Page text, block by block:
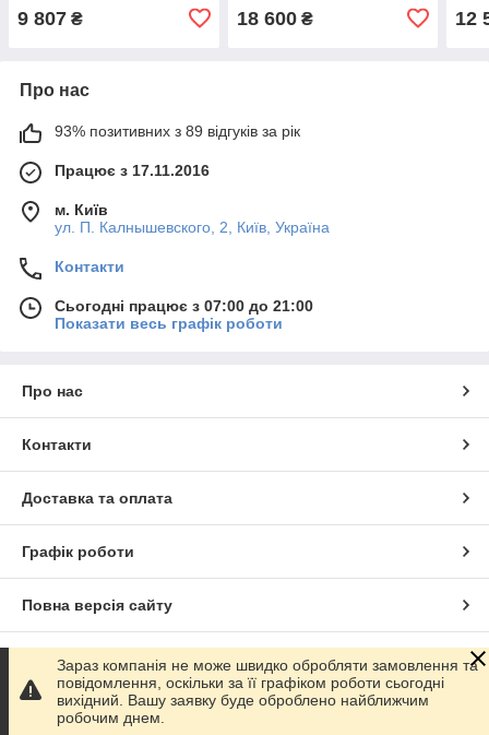
9 807 ₴ 18 600₴ 12
Про нас
93% позитивних з 89 відгуків за рік
Працює з 17.11.2016
м. Київ
ул. П. Калнышевского, 2, Київ, Україна
Контакти
Сьогодні працює з 07:00 до 21:00
Показати весь графік роботи
Про нас
Контакти
Доставка та оплата
Графік роботи
Повна версія сайту
Сайт створено на маркетплейсі Prom.ua
Політика конфіденційності
Зараз компанія не може швидко обробляти замовлення та
повідомлення, оскільки за її графіком роботи сьогодні
вихідний. Вашу заявку буде оброблено найближчим
робочим днем.